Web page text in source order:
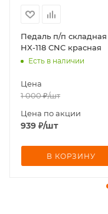
Педаль п/п складная
HX-118 CNC красная
Есть в наличии
Цена
1 000₽/шт
Цена по акции
939 ₽/шт
В КОРЗИНУ